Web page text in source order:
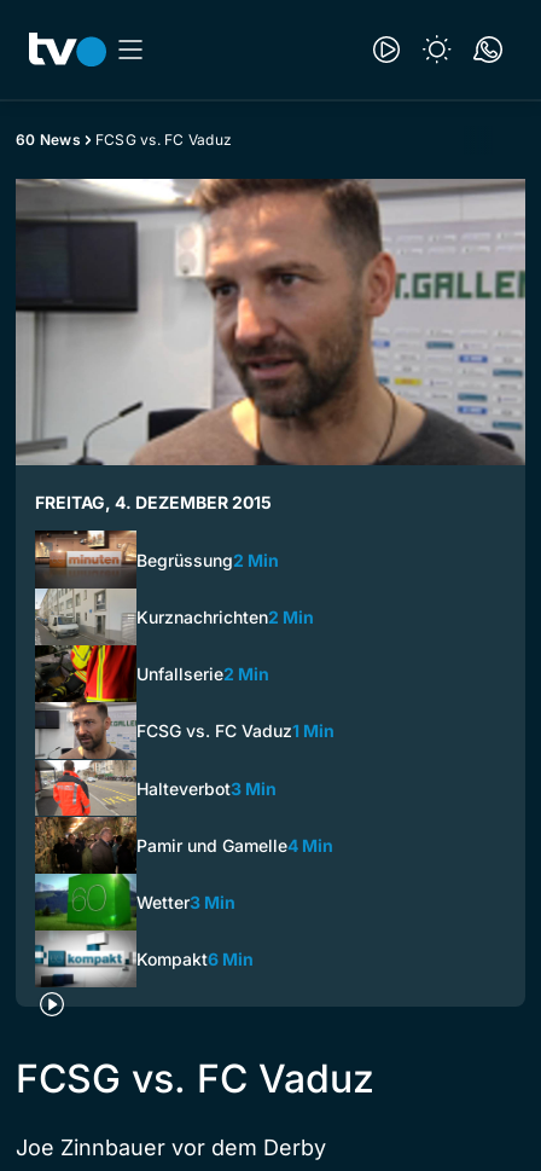
60 News FCSG vs. FC Vaduz
FREITAG, 4. DEZEMBER 2015
Begrüssung2 Min
Kurznachrichten2 Min
Unfallserie2 Min
FCSG vs. FC Vaduz1 Min
Halteverbot3 Min
Pamir und Gamelle4 Min
Wetter3 Min
Kompakt6 Min
FCSG vs. FC Vaduz
Joe Zinnbauer vor dem Derby